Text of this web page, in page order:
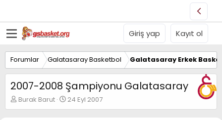
Giriş yap Kayıt ol
Forumlar Galatasaray Basketbol Galatasaray Erkek
2007-2008 Şampiyonu Galatasaray
K
o
Burak Barut
B
a
24 Eyl 2007